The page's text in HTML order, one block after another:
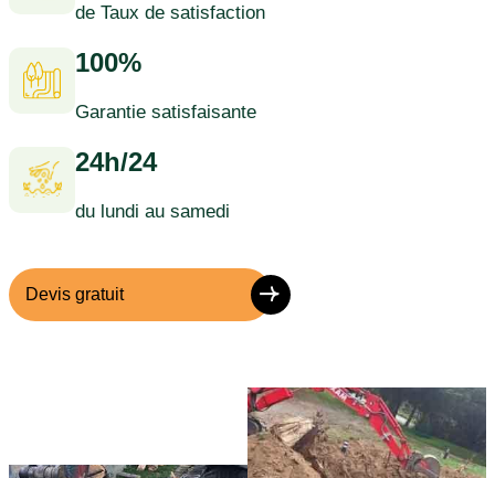
de Taux de satisfaction
100%
Garantie satisfaisante
24h/24
du lundi au samedi
Devis gratuit